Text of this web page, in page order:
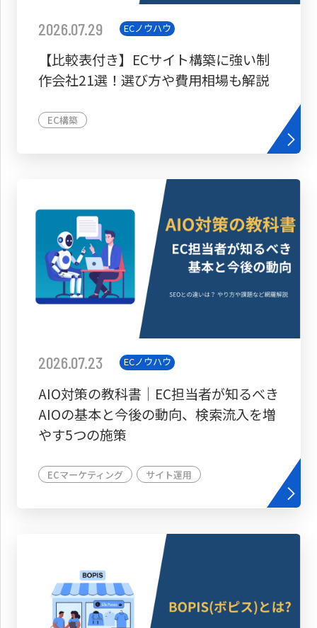
2026.07.29 ECノウハウ
【比較表付き】ECサイト構築に強い制
作会社21選！選び方や費用相場も解説
EC構築
2026.07.23 ECノウハウ
AIO対策の教科書│EC担当者が知るべき
AIOの基本と今後の動向、検索流入を増
やす5つの施策
ECマーケティング サイト運用